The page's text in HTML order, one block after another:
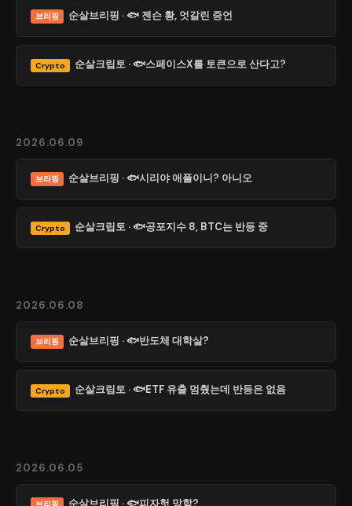
브리핑 순살브리핑 · 🐟 젠슨 황, 엇갈린 증언
Crypto 순살크립토 · 🐟스페이스X를 토큰으로 산다고?
2026.06.09
브리핑 순살브리핑 · 🐟시리야 애플이니? 아니오
Crypto 순살크립토 · 🐟공포지수 8, BTC는 반등 중
2026.06.08
브리핑 순살브리핑 · 🐟반도체 대학살?
Crypto 순살크립토 · 🐟ETF 유출 멈췄는데 반등은 없음
2026.06.05
순살브리핑 · 🐟피자헛 망함?